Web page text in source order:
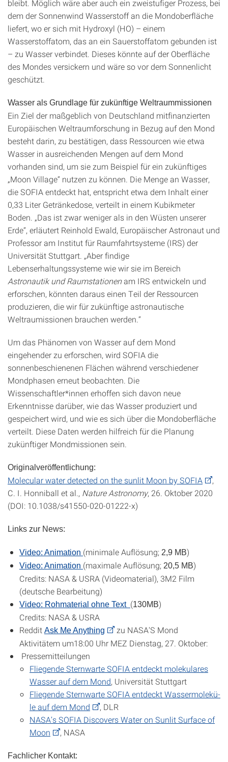
bleibt. Möglich wäre aber auch ein zweistufiger Prozess, bei
dem der Sonnenwind Wasserstoff an die Mondoberfläche
liefert, wo er sich mit Hydroxyl (HO) – einem
Wasserstoffatom, das an ein Sauerstoffatom gebunden ist
– zu Wasser verbindet. Dieses könnte auf der Oberfläche
des Mondes versickern und wäre so vor dem Sonnenlicht
geschützt.
Wasser als Grundlage für zukünftige Weltraummissionen
Ein Ziel der maßgeblich von Deutschland mitfinanzierten
Europäischen Weltraumforschung in Bezug auf den Mond
besteht darin, zu bestätigen, dass Ressourcen wie etwa
Wasser in ausreichenden Mengen auf dem Mond
vorhanden sind, um sie zum Beispiel für ein zukünftiges
„Moon Village“ nutzen zu können. Die Menge an Wasser,
die SOFIA entdeckt hat, entspricht etwa dem Inhalt einer
0,33 Liter Getränkedose, verteilt in einem Kubikmeter
Boden. „Das ist zwar weniger als in den Wüsten unserer
Erde“, erläutert Reinhold Ewald, Europäischer Astronaut und
Professor am Institut für Raumfahrtsysteme (IRS) der
Universität Stuttgart. „Aber findige
Lebenserhaltungssysteme wie wir sie im Bereich
Astronautik und Raumstationenam IRS entwickeln und
erforschen, könnten daraus einen Teil der Ressourcen
produzieren, die wir für zukünftige astronautische
Weltraumissionen brauchen werden.“
Um das Phänomen von Wasser auf dem Mond
eingehender zu erforschen, wird SOFIA die
sonnenbeschienenen Flächen während verschiedener
Mondphasen erneut beobachten. Die
Wissenschaftler*innen erhoffen sich davon neue
Erkenntnisse darüber, wie das Wasser produziert und
gespeichert wird, und wie es sich über die Mondoberfläche
verteilt. Diese Daten werden hilfreich für die Planung
zukünftiger Mondmissionen sein.
Originalveröffentlichung:
Molecular water detected on the sunlit Moon by SOFIA
,
C. I. Honniball et al., Nature Astronomy, 26. Oktober 2020
(DOI: 10.1038/s41550-020-01222-x)
Links zur News:
Video: Animation (minimale Auflösung; 2,9 MB)
Video: Animation (maximale Auflösung; 20,5 MB)
Credits: NASA & USRA (Videomaterial), 3M2 Film
(deutsche Bearbeitung)
Video: Rohmaterial ohne Text (130MB)
Credits: NASA & USRA
Reddit Ask Me Anything
zu NASA'S Mond
Aktivitätem um18:00 Uhr MEZ Dienstag, 27. Oktober:
Pressemitteilungen
Fliegende Sternwarte SOFIA entdeckt molekulares
Wasser auf dem Mond, Universität Stuttgart
Flie­gen­de Stern­war­te SO­FIA ent­deckt Was­ser­mo­le­kü­
le auf dem Mond
, DLR
NASA’s SOFIA Discovers Water on Sunlit Surface of
Moon
, NASA
Fachlicher Kontakt: